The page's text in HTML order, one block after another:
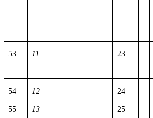
53 11 23
54
55
12
13
24
25